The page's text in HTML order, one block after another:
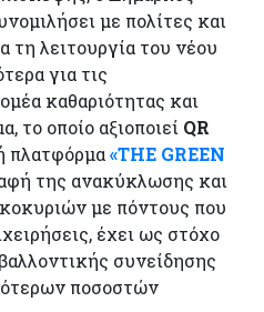
με πολίτες και
τη λειτουργία του νέου
για τις
καθαριότητας και
το οποίο αξιοποιεί QR
πλατφόρμα«THE GREEN
της ανακύκλωσης και
με πόντους που
έχει ως στόχο
συνείδησης
ποσοστών